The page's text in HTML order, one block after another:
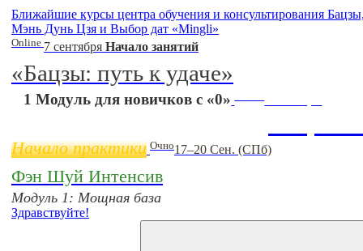
Ближайшие курсы центра обучения и консультирования
Мэнь Дунь Цзя и Выбор дат «Mingli»
Online 7 сентября Начало занятий
«Бацзы: путь к удаче»
1 Модуль для новичков с «0» 11 ноября
Начало практики Очно17–20 Сен. (СПб)
Фэн Шуй Интенсив
Модуль 1: Мощная база
Здравствуйте!